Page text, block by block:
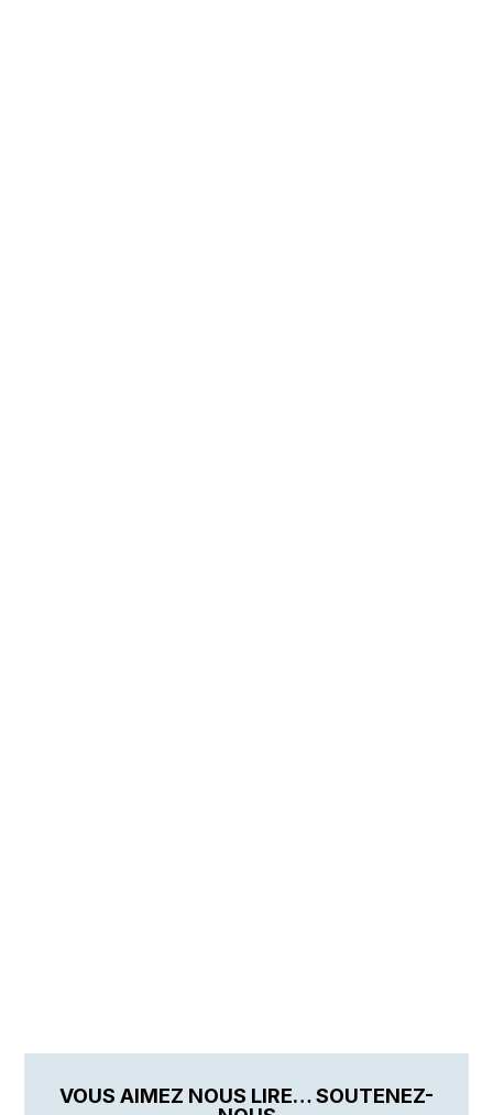
VOUS AIMEZ NOUS LIRE… SOUTENEZ-